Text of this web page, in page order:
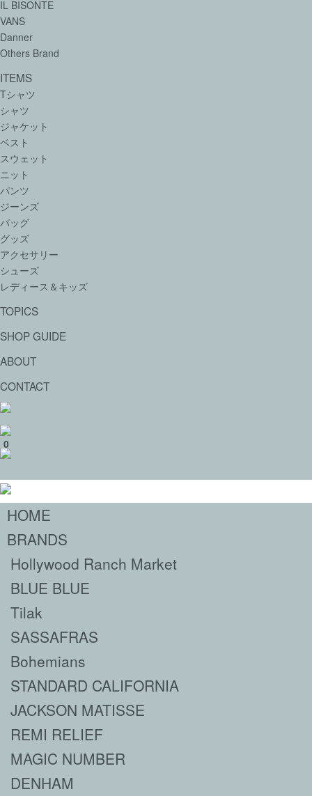
IL BISONTE
VANS
Danner
Others Brand
ITEMS
Tシャツ
シャツ
ジャケット
ベスト
スウェット
ニット
パンツ
ジーンズ
バッグ
グッズ
アクセサリー
シューズ
レディース＆キッズ
TOPICS
SHOP GUIDE
ABOUT
CONTACT
0
HOME
BRANDS
Hollywood Ranch Market
BLUE BLUE
Tilak
SASSAFRAS
Bohemians
STANDARD CALIFORNIA
JACKSON MATISSE
REMI RELIEF
MAGIC NUMBER
DENHAM